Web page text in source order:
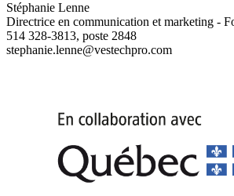
Stéphanie Lenne
Directrice en communication et marketing -
514 328-3813, poste 2848
stephanie.lenne@vestechpro.com